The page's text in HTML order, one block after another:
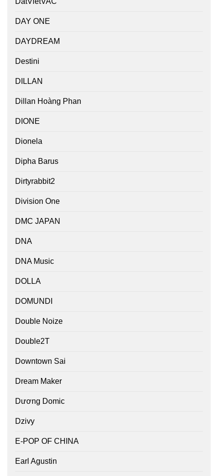
DAY ONE
DAYDREAM
Destini
DILLAN
Dillan Hoàng Phan
DIONE
Dionela
Dipha Barus
Dirtyrabbit2
Division One
DMC JAPAN
DNA
DNA Music
DOLLA
DOMUNDI
Double Noize
Double2T
Downtown Sai
Dream Maker
Dương Domic
Dzivy
E-POP OF CHINA
Earl Agustin